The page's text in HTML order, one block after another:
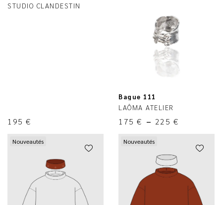
STUDIO CLANDESTIN
195 €
Bague 111
LAÔMA ATELIER
175 € – 225 €
Nouveautés Nouveautés